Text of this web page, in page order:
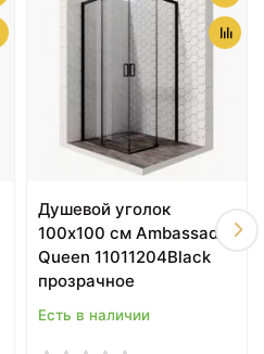
Душевой уголок
100х100 см Ambassador
Queen 11011204Black
прозрачное
Есть в наличии